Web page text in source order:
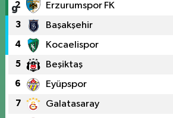
2 Erzurumspor FK
3 Başakşehir
4 Kocaelispor
5 Beşiktaş
6 Eyüpspor
7 Galatasaray